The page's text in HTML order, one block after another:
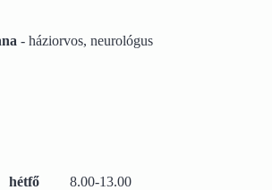
- háziorvos, neurológus
hétfő
8.00-13.00